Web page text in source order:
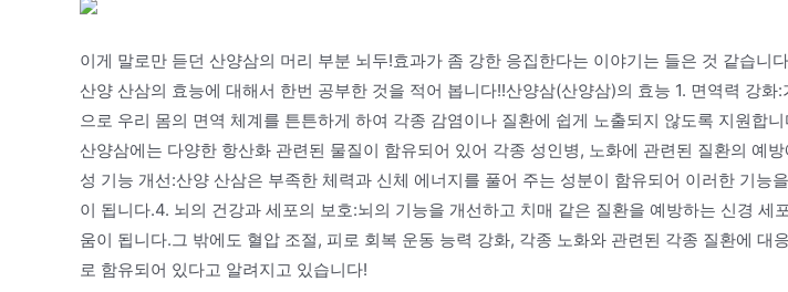
이게 말로만 듣던 산양삼의 머리 부분 뇌두!효과가 좀 강한 응집한다는 이야기는 들은 것 같습니
산양 산삼의 효능에 대해서 한번 공부한 것을 적어 봅니다!!산양삼(산양삼)의 효능 1. 면역력 강화:
으로 우리 몸의 면역 체계를 튼튼하게 하여 각종 감염이나 질환에 쉽게 노출되지 않도록 지원합
산양삼에는 다양한 항산화 관련된 물질이 함유되어 있어 각종 성인병, 노화에 관련된 질환의 예
성 기능 개선:산양 산삼은 부족한 체력과 신체 에너지를 풀어 주는 성분이 함유되어 이러한 기능
이 됩니다.4. 뇌의 건강과 세포의 보호:뇌의 기능을 개선하고 치매 같은 질환을 예방하는 신경 세
움이 됩니다.그 밖에도 혈압 조절, 피로 회복 운동 능력 강화, 각종 노화와 관련된 각종 질환에 대
로 함유되어 있다고 알려지고 있습니다!